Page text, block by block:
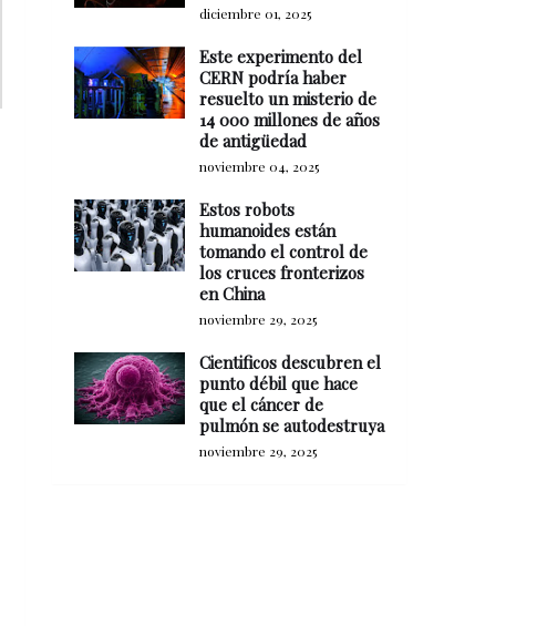
diciembre 01, 2025
Este experimento del
CERN podría haber
resuelto un misterio de
14 000 millones de años
de antigüedad
noviembre 04, 2025
Estos robots
humanoides están
tomando el control de
los cruces fronterizos
en China
noviembre 29, 2025
Cientificos descubren el
punto débil que hace
que el cáncer de
pulmón se autodestruya
noviembre 29, 2025